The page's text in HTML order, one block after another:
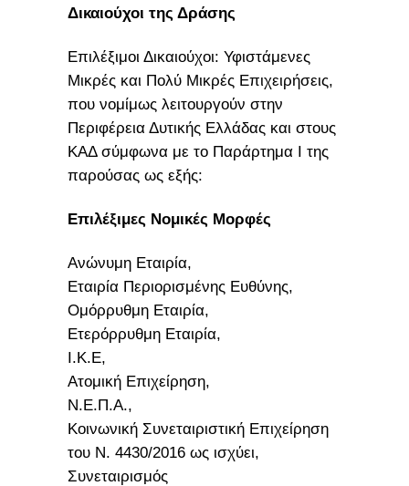
Δικαιούχοι της Δράσης
Επιλέξιμοι Δικαιούχοι: Υφιστάμενες
Μικρές και Πολύ Μικρές Επιχειρήσεις,
που νομίμως λειτουργούν στην
Περιφέρεια Δυτικής Ελλάδας και στους
ΚΑΔ σύμφωνα με το Παράρτημα Ι της
παρούσας ως εξής:
Επιλέξιμες Νομικές Μορφές
Ανώνυμη Εταιρία,
Εταιρία Περιορισμένης Ευθύνης,
Ομόρρυθμη Εταιρία,
Ετερόρρυθμη Εταιρία,
Ι.Κ.Ε,
Ατομική Επιχείρηση,
Ν.Ε.Π.Α.,
Κοινωνική Συνεταιριστική Επιχείρηση
του Ν. 4430/2016 ως ισχύει,
Συνεταιρισμός